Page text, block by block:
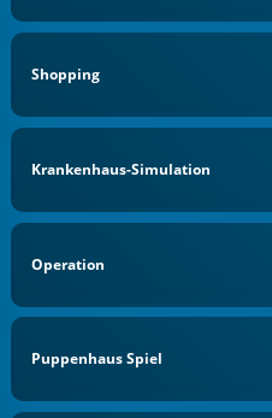
Shopping
Krankenhaus-Simulation
Operation
Puppenhaus Spiel